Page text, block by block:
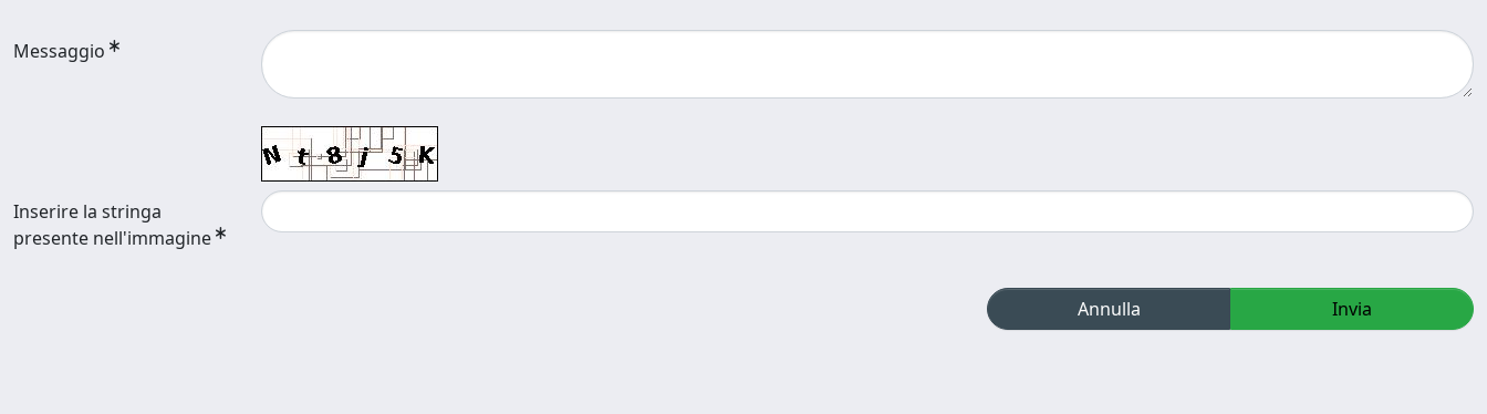
Messaggio
Inserire la stringa
presente nell'immagine
Annulla Invia